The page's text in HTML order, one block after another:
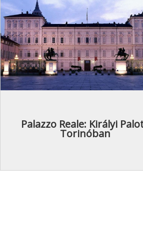
Palazzo Reale: Királyi
Torinóban